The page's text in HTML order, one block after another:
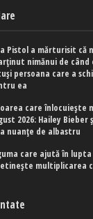
Pistol a mărturisit că
nimănui de când
persoana care a
ea
care înlocuiește
2026: Hailey Bieber
nuanțe de albastru
care ajută în
multiplicarea